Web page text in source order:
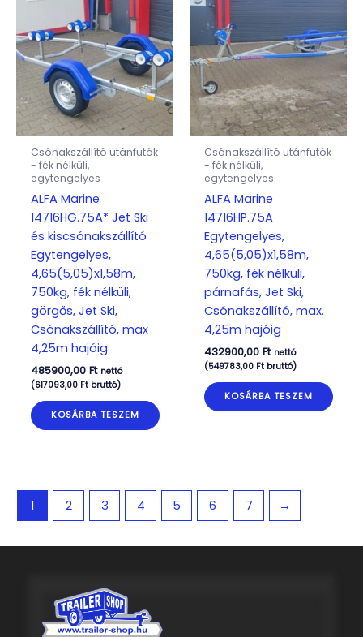
Csónakszállító utánfutók
- fék nélküli,
egytengelyes
ALFA Marine
14716HG.75A* Jet Ski
és kiscsónakszállító
Egytengelyes,
4,65(5,05)x1,58m,
750kg, fék nélküli,
görgős, Jet Ski,
Csónakszállító, max
4,25m hajóig
485900,00 Ft nettó
(617093,00 Ftbruttó)
KOSÁRBA TESZEM
Csónakszállító utánfutók
- fék nélküli,
egytengelyes
ALFA Marine
14716HP.75A
Egytengelyes,
4,65(5,05)x1,58m,
750kg, fék nélküli,
párnafás, Jet Ski,
Csónakszállító, max.
4,25m hajóig
432900,00 Ft nettó
(549783,00 Ftbruttó)
KOSÁRBA TESZEM
1 2 3 4 5 6 7 →